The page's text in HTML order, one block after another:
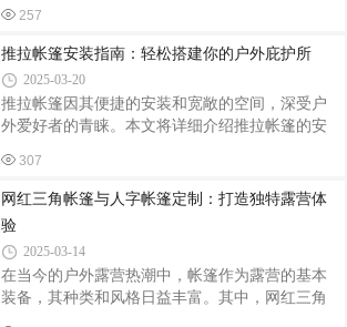
清单必备工具：电钻、冲击钻、扳手、水平仪、
线篷布、膨胀螺栓、密封胶条。辅助耗
的设计，深受人们喜爱。而定制安装，更是满足
了不同场所和个人的个性化需求。定制四柱亭，
从选材到设计，都可根据客户需求进行个性化调
整。优质的防腐木或金属框架，搭配天然的茅草
屋顶，既保证了亭子的耐用性，又增添了自然美
感。设计上，可根据场地大小、环境氛围和客户
需求，进行形状、尺寸和装饰的定制，确保亭子
根据现场实际情况，进行精确测量和定位，
257
推拉帐篷安装指南：轻松搭建你的户外庇护所
2025-03-20
推拉帐篷因其便捷的安装和宽敞的空间，深受户
外爱好者的青睐。本文将详细介绍推拉帐篷的安
所。一、准备工作选择合适的营地：选择平坦、
排水良好的地面，远离危险区域，如悬崖、落石
等。清理地面上的碎石、树枝等尖锐物品，避免
损坏帐篷底部。检查配件：打开包装，检查帐篷
主体、支架、地钉、风绳等配件是否齐全，并确
认无损坏。阅读说明书：不同品牌的推拉帐篷结
构可能略有不同，建议仔细阅读说明书，了解具
307
网红三角帐篷与人字帐篷定制：打造独特露营体
验
2025-03-14
在当今的户外露营热潮中，帐篷作为露营的基本
装备，其种类和风格日益丰富。其中，网红三角